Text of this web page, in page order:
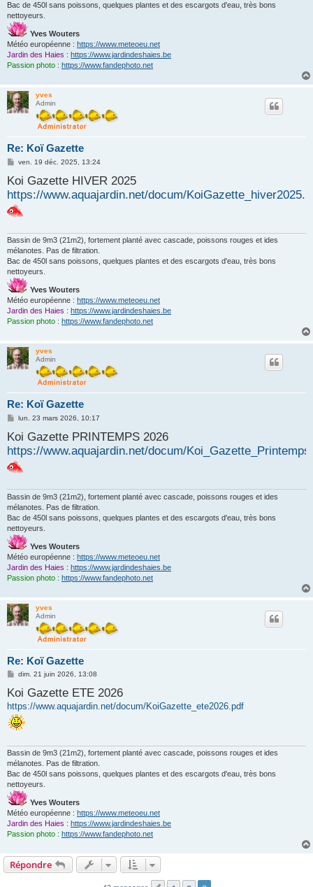
Bac de 450l sans poissons, quelques plantes et des escargots d'eau, très bons
nettoyeurs.
Yves Wouters
Météo européenne : https://www.meteoeu.net
Jardin des Haies : https://www.jardindeshaies.be
Passion photo : https://www.fandephoto.net
yves
Admin
Re: Koï Gazette
M
s
s
a
g
e
ven. 19 déc. 2025, 13:24
Koi Gazette HIVER 2025
https://www.aquajardin.net/docum/
Bassin de 9m3 (21m2), fortement planté avec cascade, poissons rouges et ides
mélanotes. Pas de filtration.
Bac de 450l sans poissons, quelques plantes et des escargots d'eau, très bons
nettoyeurs.
Yves Wouters
Météo européenne : https://www.meteoeu.net
Jardin des Haies : https://www.jardindeshaies.be
Passion photo : https://www.fandephoto.net
yves
Admin
Re: Koï Gazette
M
s
s
a
g
e
lun. 23 mars 2026, 10:17
Koi Gazette PRINTEMPS 2026
https://www.aquajardin.net/docum/
Bassin de 9m3 (21m2), fortement planté avec cascade, poissons rouges et ides
mélanotes. Pas de filtration.
Bac de 450l sans poissons, quelques plantes et des escargots d'eau, très bons
nettoyeurs.
Yves Wouters
Météo européenne : https://www.meteoeu.net
Jardin des Haies : https://www.jardindeshaies.be
Passion photo : https://www.fandephoto.net
yves
Admin
Re: Koï Gazette
M
s
s
a
g
e
dim. 21 juin 2026, 13:08
Koi Gazette ETE 2026
https://www.aquajardin.net/docum/KoiGazette_ete2026.pdf
Bassin de 9m3 (21m2), fortement planté avec cascade, poissons rouges et ides
mélanotes. Pas de filtration.
Bac de 450l sans poissons, quelques plantes et des escargots d'eau, très bons
nettoyeurs.
Yves Wouters
Météo européenne : https://www.meteoeu.net
Jardin des Haies : https://www.jardindeshaies.be
Passion photo : https://www.fandephoto.net
Répondre